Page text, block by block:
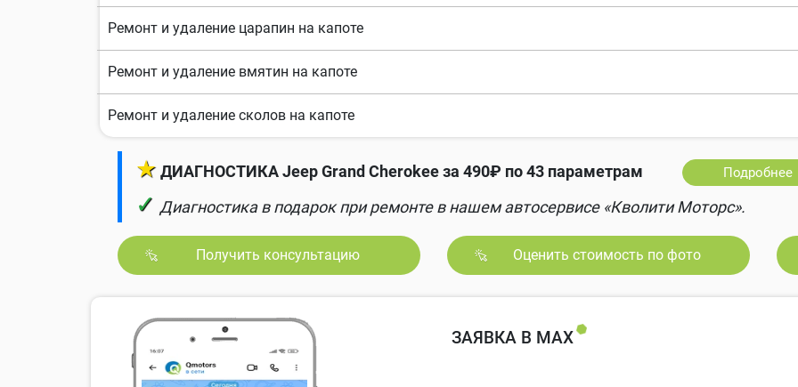
Ремонт и удаление царапин на капоте
Ремонт и удаление вмятин на капоте
Ремонт и удаление сколов на капоте
★ ДИАГНОСТИКА Jeep Grand Cherokee за 490₽ по 43 параметрам Подробнее
✓ Диагностика в подарок при ремонте в нашем автосервисе «Кволити Моторс».
Получить консультацию Оценить стоимость по фото
ЗАЯВКА В MAX